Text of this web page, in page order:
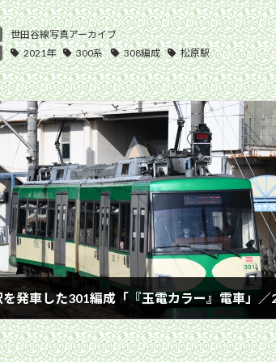
世田谷線写真アーカイブ
2021年 300系 308編成 松原駅